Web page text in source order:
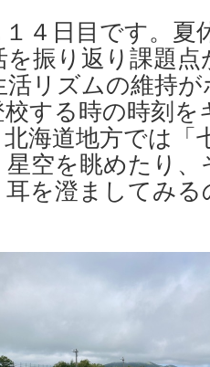
４日目です。夏
振り返り課題
リズムの維持
する時の時刻
海道地方では「
空を眺めたり
を澄ましてみ